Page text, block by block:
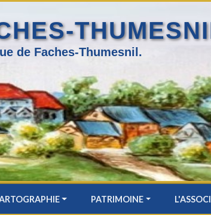
de Faches-Thumesnil.
PATRIMOINE